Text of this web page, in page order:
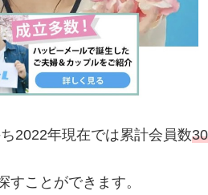
2022年現在では累計会員数
ことができます。